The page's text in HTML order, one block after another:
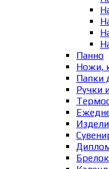
Панно
Ножи,
Папки
Ручки